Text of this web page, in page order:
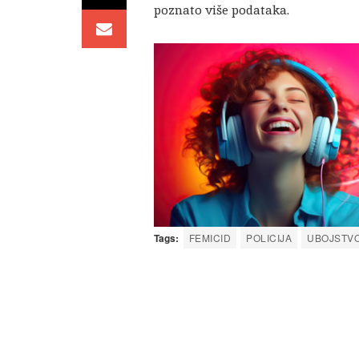
poznato više podataka.
Tags: FEMICID POLICIJA